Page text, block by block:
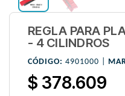
REGLA PARA
- 4 CILINDROS
CÓDIGO: 4901000 |
$ 378.609